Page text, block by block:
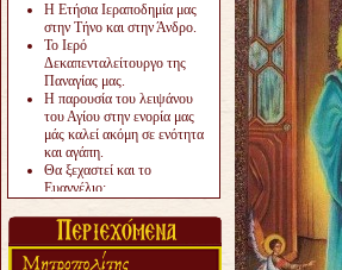
Η Ετήσια Ιεραποδημία μας
στην Τήνο και στην Άνδρο.
Το Ιερό
Δεκαπενταλείτουργο της
Παναγίας μας.
Η παρουσία του λειψάνου
του Αγίου στην ενορία μας
μάς καλεί ακόμη σε ενότητα
και αγάπη.
Θα ξεχαστεί και το
Ευαγγέλιο;
«πολύ αργά».
Ζητείται....